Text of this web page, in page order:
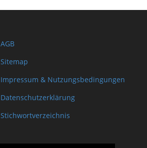
AGB
Sitemap
Impressum & Nutzungsbedingungen
Datenschutzerklärung
Stichwortverzeichnis